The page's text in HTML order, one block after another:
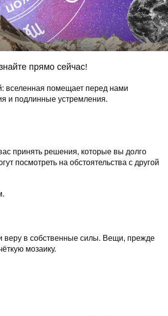
прямо сейчас!
вселенная помещает перед нами
и подлинные устремления.
принять решения, которые вы долго
посмотреть на обстоятельства с другой
веру в собственные силы. Вещи, прежде
мозаику.